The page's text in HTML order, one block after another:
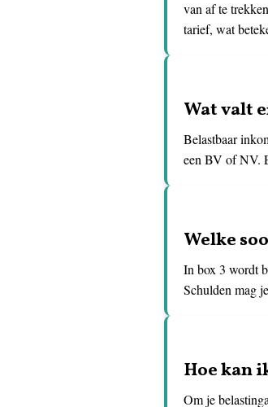
van af te
tarief, wat
Wat valt
Belastbaar
een BV of NV.
Welke
In box 3 wordt
Schulden mag
Hoe kan
Om je